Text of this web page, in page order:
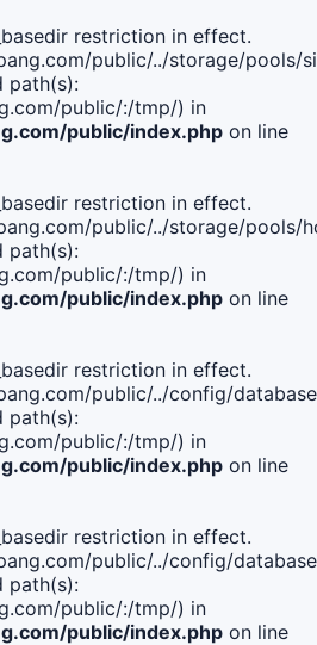
restriction in effect.
public/../storage/pools/
path(s):
public/:/tmp/) in
public/index.php on line
restriction in effect.
public/../storage/pools/
path(s):
public/:/tmp/) in
public/index.php on line
restriction in effect.
public/../config/
path(s):
public/:/tmp/) in
public/index.php on line
restriction in effect.
public/../config/
path(s):
public/:/tmp/) in
public/index.php on line